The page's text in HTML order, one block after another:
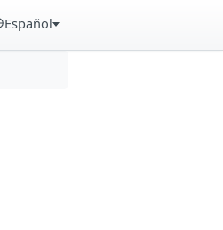
Español